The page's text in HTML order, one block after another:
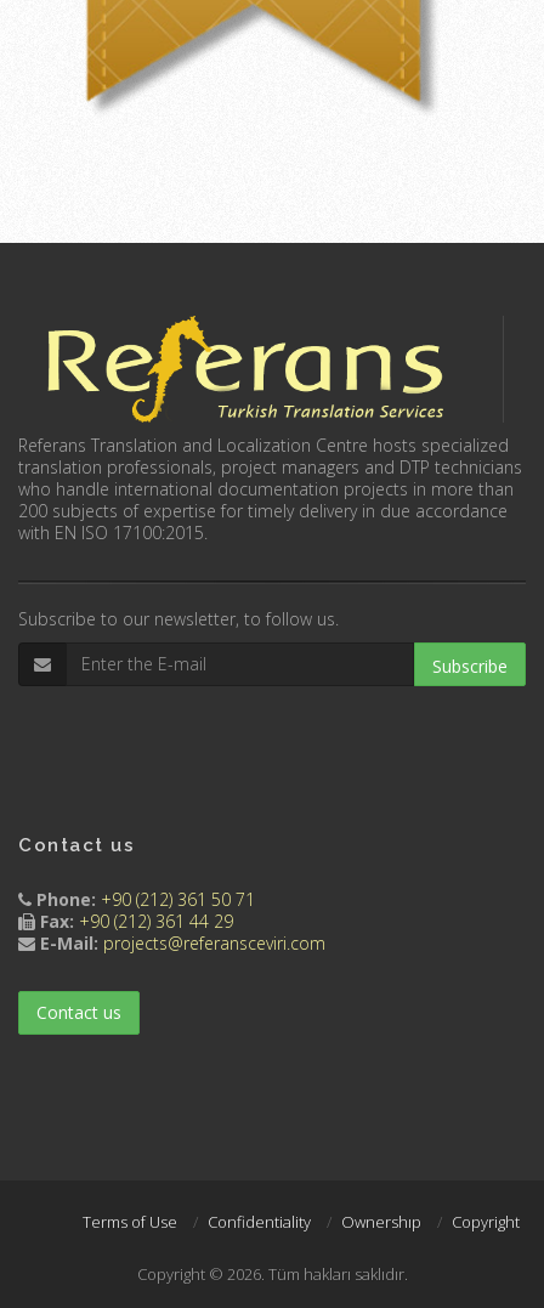
Referans Translation and Localization Centre hosts specialized
translation professionals, project managers and DTP technicians
who handle international documentation projects in more than
200 subjects of expertise for timely delivery in due accordance
with EN ISO 17100:2015.
Subscribe to our newsletter, to follow us.
Subscribe
Contact us
Phone: +90 (212) 361 50 71
Fax: +90 (212) 361 44 29
E-Mail: projects@referansceviri.com
Contact us
Terms of Use Confidentiality Ownershıp Copyright
Copyright © 2026. Tüm hakları saklıdır.